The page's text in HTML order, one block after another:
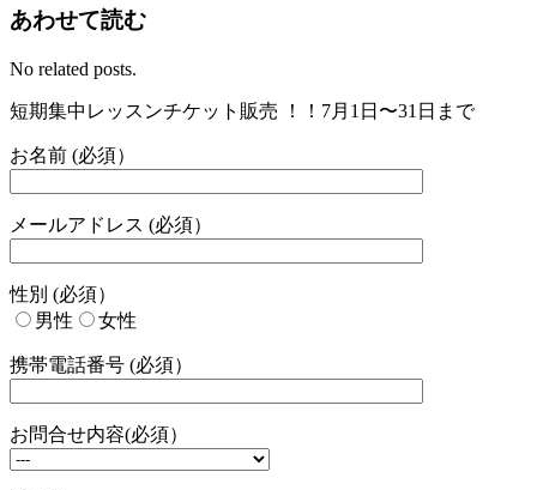
あわせて読む
No related posts.
短期集中レッスンチケット販売 ！！7月1日〜31日まで
お名前 (必須）
メールアドレス (必須）
性別 (必須）
男性
女性
携帯電話番号 (必須）
お問合せ内容(必須）